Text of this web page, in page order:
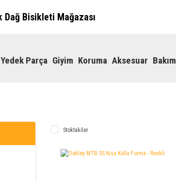
Dağ Bisikleti Mağazası
Yedek Parça Giyim Koruma Aksesuar Bakım
Stoktakiler